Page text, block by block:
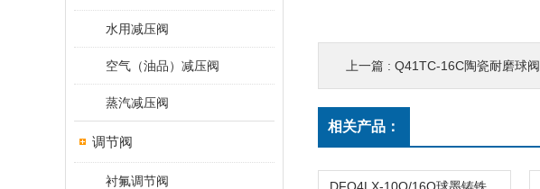
水用减压阀
空气（油品）减压阀
蒸汽减压阀
调节阀
衬氟调节阀
上一篇 : Q41TC-16C陶瓷耐磨球阀
相关产品：